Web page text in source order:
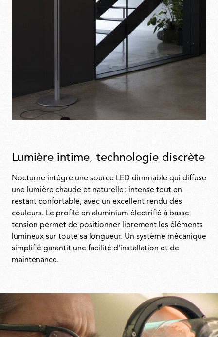
Lumière intime, technologie discrète
Nocturne intègre une source LED dimmable qui diffuse
une lumière chaude et naturelle : intense tout en
restant confortable, avec un excellent rendu des
couleurs. Le profilé en aluminium électrifié à basse
tension permet de positionner librement les éléments
lumineux sur toute sa longueur. Un système mécanique
simplifié garantit une facilité d'installation et de
maintenance.